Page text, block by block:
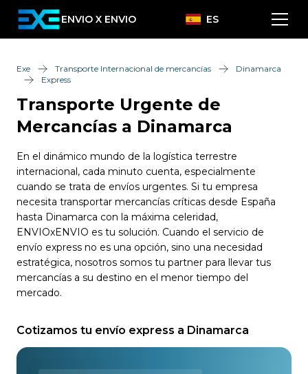
ENVIO X ENVIO ES
Exe Transporte Internacional de mercancías
Dinamarca
Express
Transporte Urgente de
Mercancías a Dinamarca
En el dinámico mundo de la logística terrestre
internacional, cada minuto cuenta, especialmente
cuando se trata de envíos urgentes. Si tu empresa
necesita transportar mercancías críticas desde España
hasta Dinamarca con la máxima celeridad,
ENVIOxENVIO es tu solución. Cuando el servicio de
envío express no es una opción, sino una necesidad
estratégica, nosotros somos tu partner para llevar tus
mercancías a su destino en el menor tiempo del
mercado.
Cotizamos tu envío express a Dinamarca